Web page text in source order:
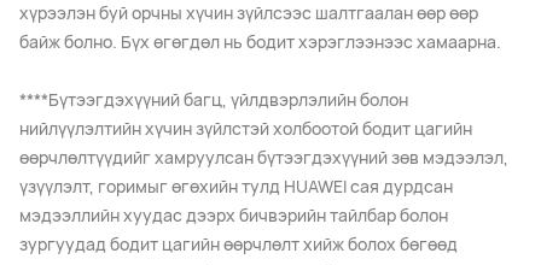
хүрээлэн буй орчны хүчин зүйлсээс шалтгаалан өөр өөр
байж болно. Бүх өгөгдөл нь бодит хэрэглээнээс хамаарна.
****Бүтээгдэхүүний багц, үйлдвэрлэлийн болон
нийлүүлэлтийн хүчин зүйлстэй холбоотой бодит цагийн
өөрчлөлтүүдийг хамруулсан бүтээгдэхүүний зөв мэдээлэл,
үзүүлэлт, горимыг өгөхийн тулд HUAWEI сая дурдсан
мэдээллийн хуудас дээрх бичвэрийн тайлбар болон
зургуудад бодит цагийн өөрчлөлт хийж болох бөгөөд